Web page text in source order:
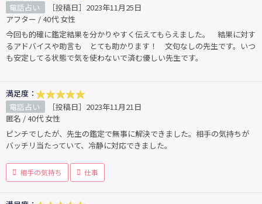
電話占い
［投稿日］2023年11月25日
アフター / 40代 女性
今回も的確に鑑定結果を分かりやすく伝えてもらえました。 結果に対す
るアドバイスや助言も とても助かります！ 文句なしの先生です。いつ
も安定してる状態で気を使わないで済む優しい先生です。
満足度：
電話占い
［投稿日］2023年11月21日
匿名 / 40代 女性
ピンチでしたが、先生の鑑定で無事に解決できました。相手の気持ちが
バッチリ当たっていて、冷静に対応できました。
相手の気持ち 仕事